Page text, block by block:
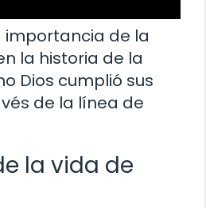
importancia de la
la historia de la
Dios cumplió sus
de la línea de
la vida de